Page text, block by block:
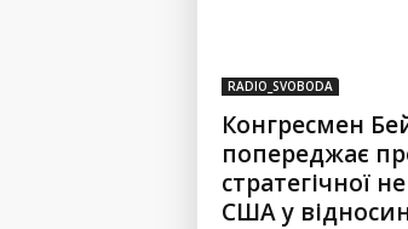
RADIO_SVOBODA
Конгресмен
попереджає
стратегічної
США у